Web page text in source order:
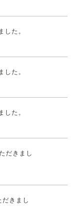
した。
した。
した。
だきまし
きまし